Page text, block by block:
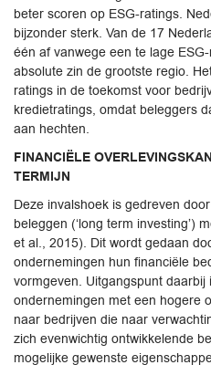
beter scoren op ESG-ratings.
bijzonder sterk. Van de 17
één af vanwege een te lage
absolute zin de grootste regio.
ratings in de toekomst voor
kredietratings, omdat beleggers
aan hechten.
FINANCIËLE
TERMIJN
Deze invalshoek is gedreven
beleggen (‘long term investing’)
et al., 2015). Dit wordt gedaan
ondernemingen hun financiële
vormgeven. Uitgangspunt
ondernemingen met een hogere
naar bedrijven die naar
zich evenwichtig ontwikkelende
mogelijke gewenste